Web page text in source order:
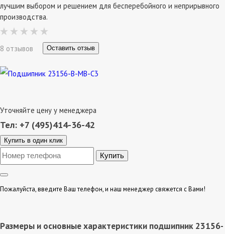
лучшим выбором и решением для бесперебойного и неприрывного
производства.
8 отзывов Оставить отзыв
Уточняйте цену у менеджера
Тел: +7 (495)414-36-42
Купить в один клик
Пожалуйста, введите Ваш телефон, и наш менеджер свяжется с Вами!
Размеры и основные характеристики подшипник 23156-